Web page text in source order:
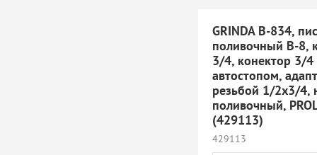
GRINDA B-834,
поливочный B-8,
3/4, конектор 3/4
автостопом,
резьбой 1/2х3/4,
поливочный,
(429113)
429113